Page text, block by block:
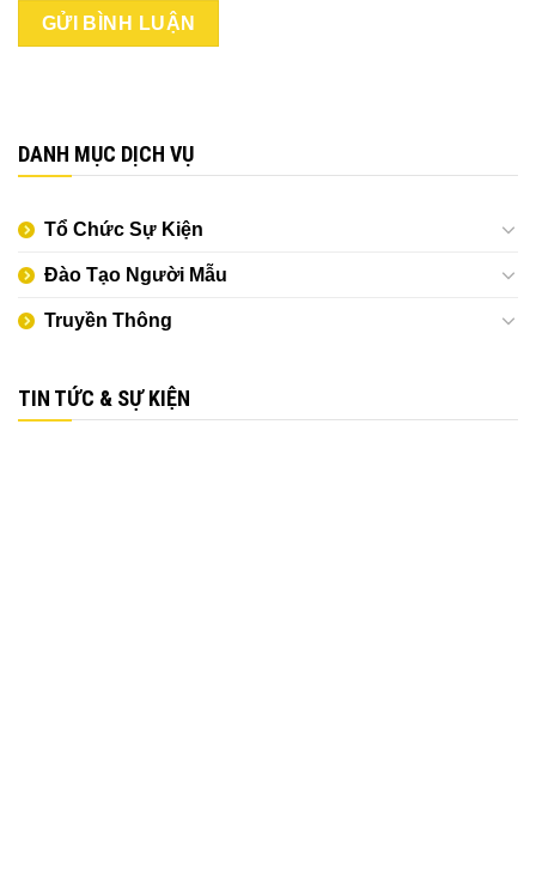
DANH MỤC DỊCH VỤ
Tổ Chức Sự Kiện
Đào Tạo Người Mẫu
Truyền Thông
TIN TỨC & SỰ KIỆN